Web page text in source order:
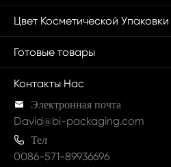
Цвет Косметической Упаковки
Готовые товары
Контакты Нас
 Электронная почта
David@bi-packaging.com
 Тел
0086-571-89936696